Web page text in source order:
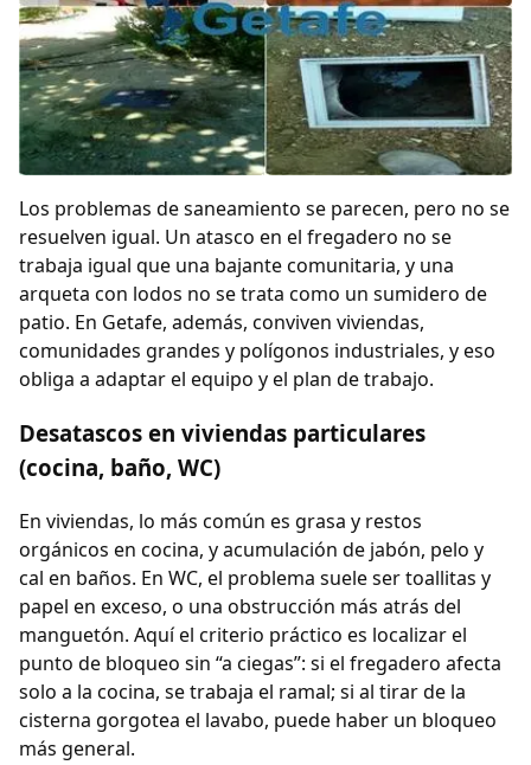
Los problemas de saneamiento se parecen, pero no se
resuelven igual. Un atasco en el fregadero no se
trabaja igual que una bajante comunitaria, y una
arqueta con lodos no se trata como un sumidero de
patio. En Getafe, además, conviven viviendas,
comunidades grandes y polígonos industriales, y eso
obliga a adaptar el equipo y el plan de trabajo.
Desatascos en viviendas particulares
(cocina, baño, WC)
En viviendas, lo más común es grasa y restos
orgánicos en cocina, y acumulación de jabón, pelo y
cal en baños. En WC, el problema suele ser toallitas y
papel en exceso, o una obstrucción más atrás del
manguetón. Aquí el criterio práctico es localizar el
punto de bloqueo sin “a ciegas”: si el fregadero afecta
solo a la cocina, se trabaja el ramal; si al tirar de la
cisterna gorgotea el lavabo, puede haber un bloqueo
más general.